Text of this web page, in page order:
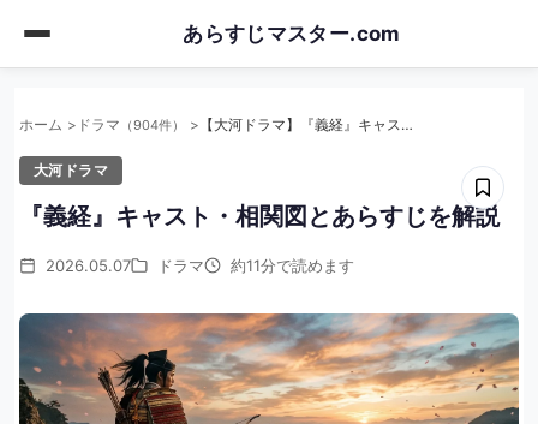
content
あらすじマスター.com
ホーム ドラマ （904件） 【大河ドラマ】『義経』キャスト・相関図とあらすじを解説
大河ドラマ
『義経』キャスト・相関図とあらすじを解説
2026.05.07 ドラマ 約11分で読めます